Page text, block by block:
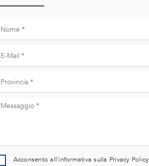
Acconsento all'informativa sulla Privacy Policy